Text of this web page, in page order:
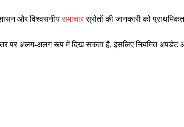
और विश्वसनीयसमाचारस्रोतों की जानकारी को
स्तर पर अलग-अलग रूप में दिख सकता है, इसलिए नियमित